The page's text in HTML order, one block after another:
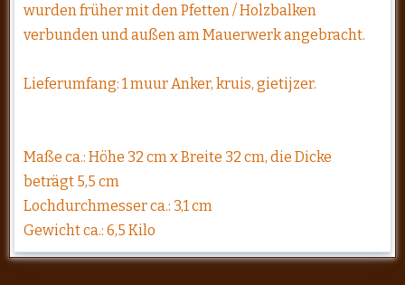
wurden früher mit den Pfetten / Holzbalken
verbunden und außen am Mauerwerk angebracht.
Lieferumfang: 1 muur Anker, kruis, gietijzer.
Maße ca.: Höhe 32 cm x Breite 32 cm, die Dicke
beträgt 5,5 cm
Lochdurchmesser ca.: 3,1 cm
Gewicht ca.: 6,5 Kilo